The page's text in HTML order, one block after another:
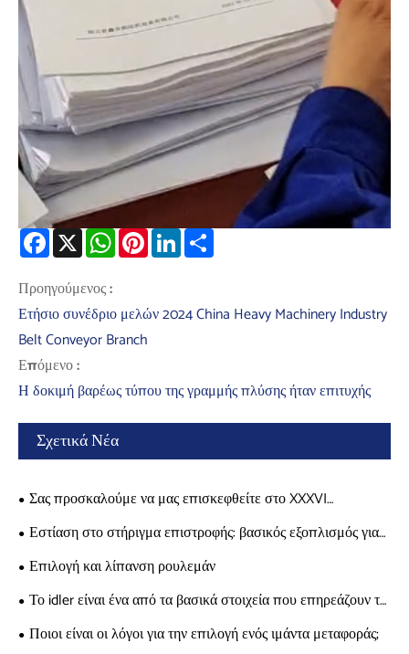
Facebook WhatsAppPinterestLinkedIn
Προηγούμενος :
Ετήσιο συνέδριο μελών 2024 China Heavy Machinery Industry
Belt Conveyor Branch
Επόμενο :
Η δοκιμή βαρέως τύπου της γραμμής πλύσης ήταν επιτυχής
Σχετικά Νέα
Σας προσκαλούμε να μας επισκεφθείτε στο XXXVI
INTERNATIONAL MINING CONGRESS AND EXHIBIT στις 19
Νοεμβρίου - 22 Νοεμβρίου (Ακαπούλκο, Γκερέρο, Μεξικό
Εστίαση στο στήριγμα επιστροφής: βασικός εξοπλισμός για
τη βελτίωση της αποτελεσματικότητας της μεταφοράς
Επιλογή και λίπανση ρουλεμάν
Το idler είναι ένα από τα βασικά στοιχεία που επηρεάζουν τη
χρήση των μεταφορέων.
Ποιοι είναι οι λόγοι για την επιλογή ενός ιμάντα μεταφοράς;